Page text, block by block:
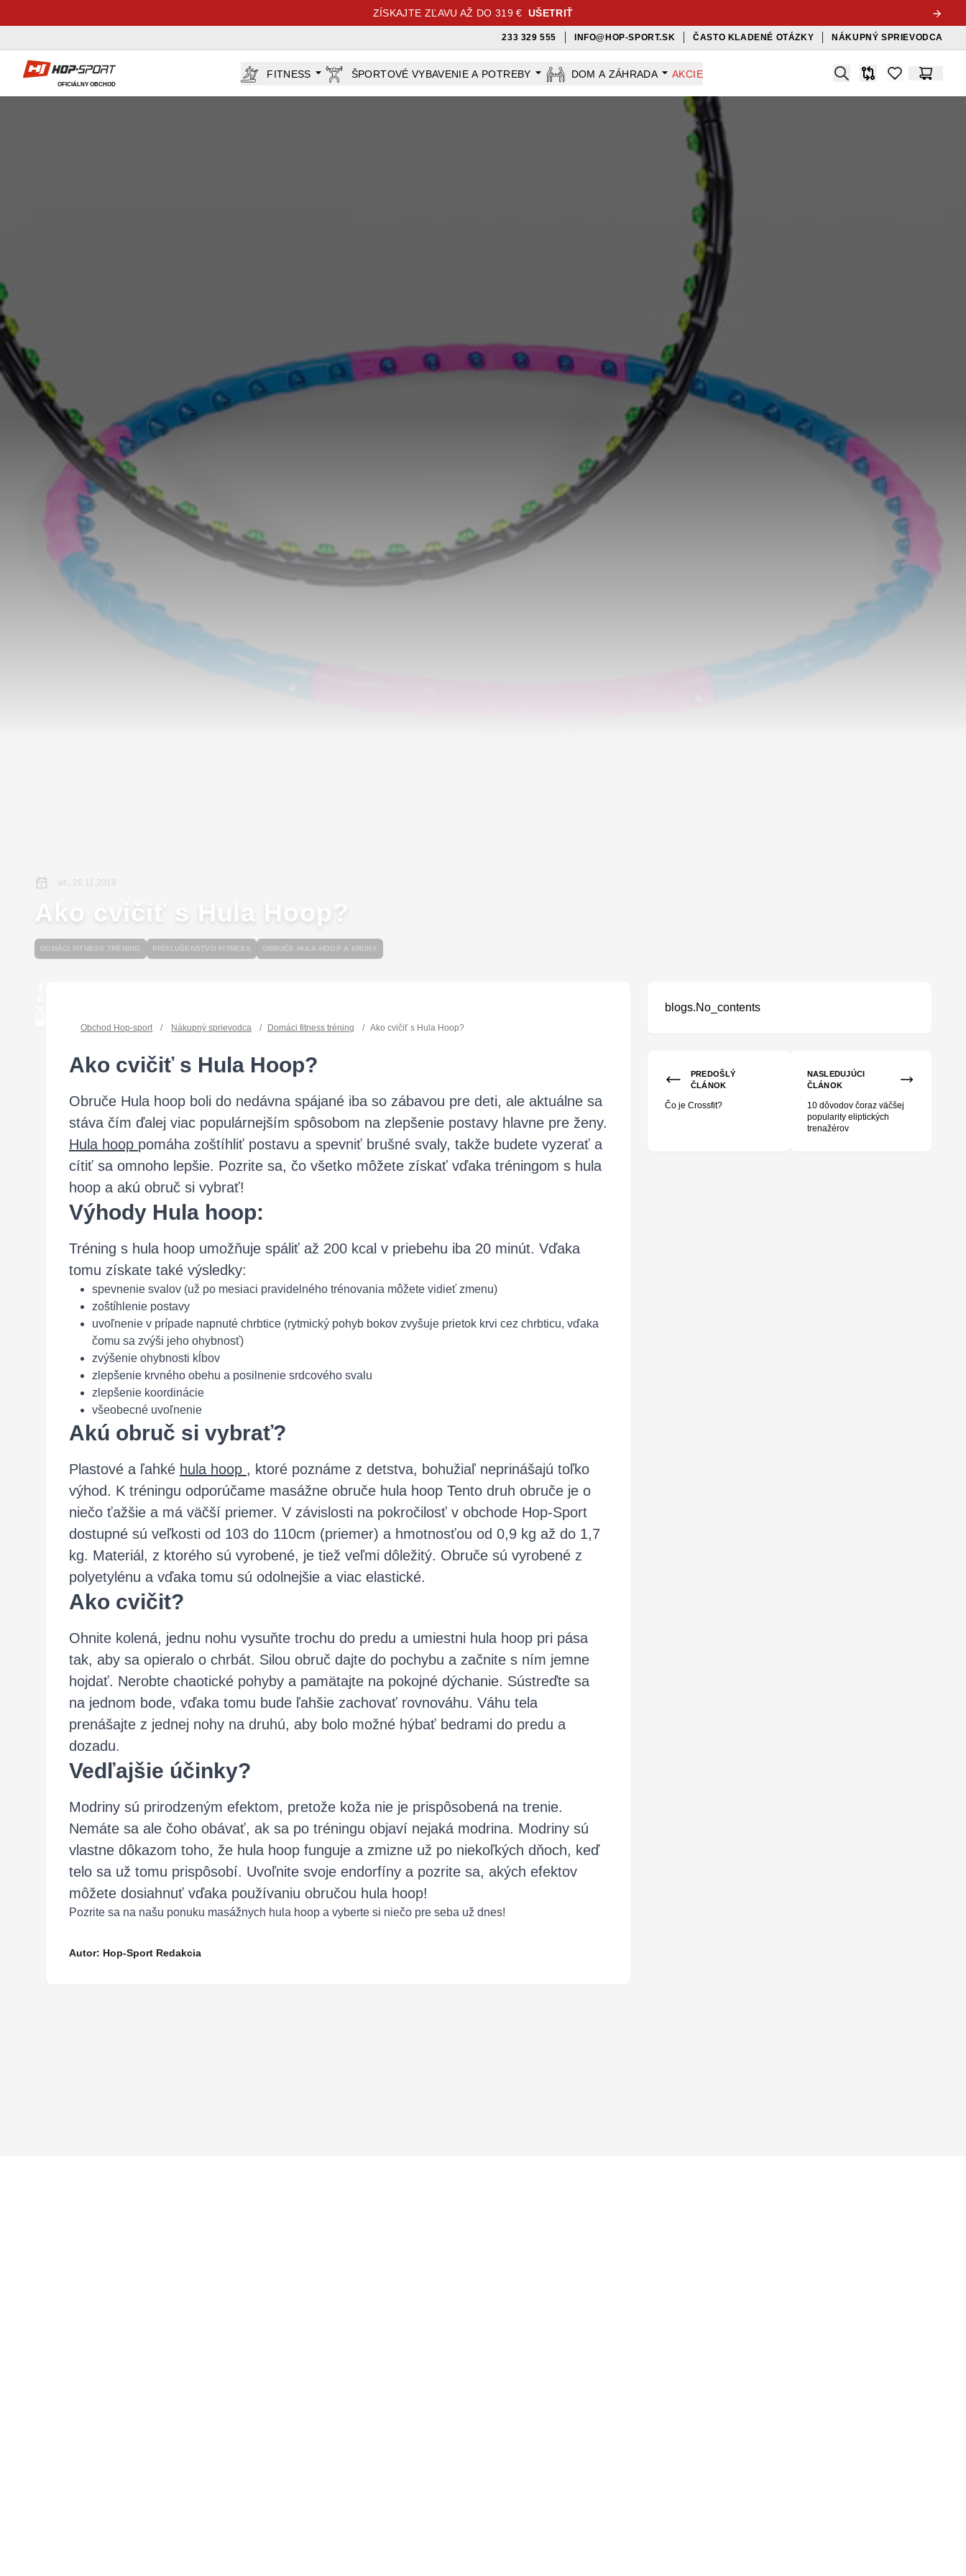
ZÍSKAJTE ZĽAVU AŽ DO 319 € UŠETRIŤ
233 329 555 INFO@HOP-SPORT.SK ČASTO KLADENÉ OTÁZKY NÁKUPNÝ SPRIEVODCA
Hop-Sport.sk
OFICIÁLNY OBCHOD
FITNESS ŠPORTOVÉ VYBAVENIE A POTREBY DOM A ZÁHRADA AKCIE Search
Porovnávač
items inKošík
wt., 26.11.2019
Ako cvičiť s Hula Hoop?
DOMÁCI FITNESS TRÉNING PRÍSLUŠENSTVO FITNESS OBRUČE HULA-HOOP A KRUHY
Obchod Hop-sport / Nákupný sprievodca / Domáci fitness tréning / Ako cvičiť s Hula Hoop?
Ako cvičiť s Hula Hoop?
Obruče Hula hoop boli do nedávna spájané iba so zábavou pre deti, ale aktuálne sa
stáva čím ďalej viac populárnejším spôsobom na zlepšenie postavy hlavne pre ženy.
Hula hoop pomáha zoštíhliť postavu a spevniť brušné svaly, takže budete vyzerať a
cítiť sa omnoho lepšie. Pozrite sa, čo všetko môžete získať vďaka tréningom s hula
hoop a akú obruč si vybrať!
Výhody Hula hoop:
Tréning s hula hoop umožňuje spáliť až 200 kcal v priebehu iba 20 minút. Vďaka
tomu získate také výsledky:
spevnenie svalov (už po mesiaci pravidelného trénovania môžete vidieť zmenu)
zoštíhlenie postavy
uvoľnenie v prípade napnuté chrbtice (rytmický pohyb bokov zvyšuje prietok krvi cez chrbticu, vďaka
čomu sa zvýši jeho ohybnosť)
zvýšenie ohybnosti kĺbov
zlepšenie krvného obehu a posilnenie srdcového svalu
zlepšenie koordinácie
všeobecné uvoľnenie
Akú obruč si vybrať?
Plastové a ľahké hula hoop , ktoré poznáme z detstva, bohužiaľ neprinášajú toľko
výhod. K tréningu odporúčame masážne obruče hula hoop Tento druh obruče je o
niečo ťažšie a má väčší priemer. V závislosti na pokročilosť v obchode Hop-Sport
dostupné sú veľkosti od 103 do 110cm (priemer) a hmotnosťou od 0,9 kg až do 1,7
kg. Materiál, z ktorého sú vyrobené, je tiež veľmi dôležitý. Obruče sú vyrobené z
polyetylénu a vďaka tomu sú odolnejšie a viac elastické.
Ako cvičit?
Ohnite kolená, jednu nohu vysuňte trochu do predu a umiestni hula hoop pri pása
tak, aby sa opieralo o chrbát. Silou obruč dajte do pochybu a začnite s ním jemne
hojdať. Nerobte chaotické pohyby a pamätajte na pokojné dýchanie. Sústreďte sa
na jednom bode, vďaka tomu bude ľahšie zachovať rovnováhu. Váhu tela
prenášajte z jednej nohy na druhú, aby bolo možné hýbať bedrami do predu a
dozadu.
Vedľajšie účinky?
Modriny sú prirodzeným efektom, pretože koža nie je prispôsobená na trenie.
Nemáte sa ale čoho obávať, ak sa po tréningu objaví nejaká modrina. Modriny sú
vlastne dôkazom toho, že hula hoop funguje a zmizne už po niekoľkých dňoch, keď
telo sa už tomu prispôsobí. Uvoľnite svoje endorfíny a pozrite sa, akých efektov
môžete dosiahnuť vďaka používaniu obručou hula hoop!
Pozrite sa na našu ponuku masážnych hula hoop a vyberte si niečo pre seba už dnes!
Autor: Hop-Sport Redakcia
blogs.No_contents
PREDOŠLÝ
ČLÁNOK
Čo je Crossfit?
NASLEDUJÚCI
ČLÁNOK
10 dôvodov čoraz väčšej
popularity eliptických
trenažérov